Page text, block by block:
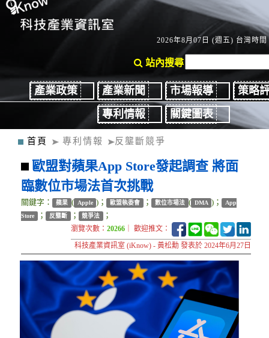
2026年8月07日 (週五) 台灣時間
站內搜尋
產業政策 產業新聞 市場報導
策略
專利情報
關鍵圖表
首頁 專利情報 反壟斷競爭
歐盟對蘋果App Store發起調查 將面
臨數位市場法首次挑戰
關鍵字： 蘋果 ( Apple )； 歐盟執委會 ； 數位市場法 ( DMA )； App
Store ； 反壟斷 ； 競爭法 ；
瀏覽次數：20266 ｜ 歡迎推文：
科技產業資訊室 (iKnow) - 黃松勳 發表於 2024年6月27日